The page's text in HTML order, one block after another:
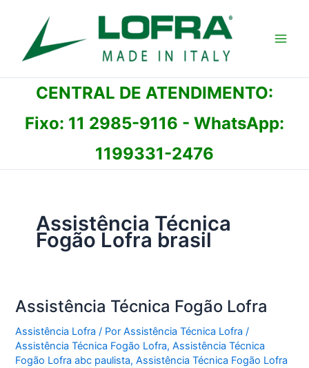
conteúdo
CENTRAL DE ATENDIMENTO:
Fixo: 11 2985-9116 - WhatsApp:
1199331-2476
Assistência Técnica
Fogão Lofra brasil
Assistência Técnica Fogão Lofra
Assistência Lofra / PorAssistência Técnica Lofra/
Assistência Técnica Fogão Lofra,Assistência Técnica
Fogão Lofra abc paulista,Assistência Técnica Fogão Lofra